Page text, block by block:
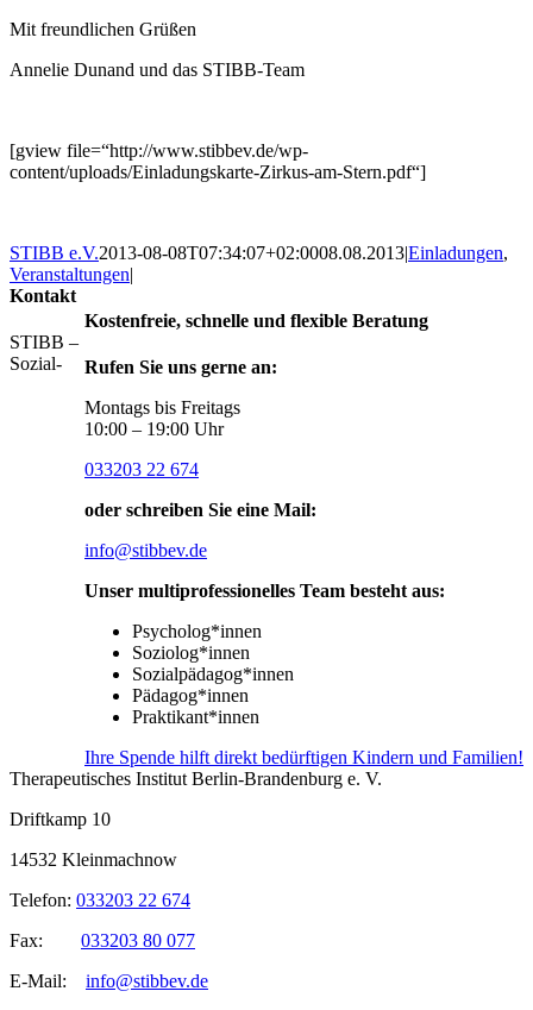
Mit freundlichen Grüßen
Annelie Dunand und das STIBB-Team
[gview file=“http://www.stibbev.de/wp-
content/uploads/Einladungskarte-Zirkus-am-Stern.pdf“]
STIBB e.V.2013-08-08T07:34:07+02:0008.08.2013|Einladungen,
Veranstaltungen|
Kostenfreie, schnelle und flexible Beratung
Rufen Sie uns gerne an:
Montags bis Freitags
10:00 – 19:00 Uhr
033203 22 674
oder schreiben Sie eine Mail:
info@stibbev.de
Unser multiprofessionelles Team besteht aus:
Psycholog*innen
Soziolog*innen
Sozialpädagog*innen
Pädagog*innen
Praktikant*innen
Ihre Spende hilft direkt bedürftigen Kindern und Familien!
Kontakt
STIBB –
Sozial-
Therapeutisches Institut Berlin-Brandenburg e. V.
Driftkamp 10
14532 Kleinmachnow
Telefon: 033203 22 674
Fax: 033203 80 077
E-Mail: info@stibbev.de